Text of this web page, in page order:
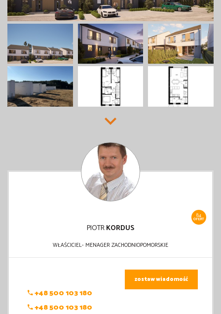
84
OFERT
PIOTRKORDUS
WŁAŚCICIEL- MENAGER ZACHODNIOPOMORSKIE
+48 500 103 180
+48 500 103 180
zostaw wiadomość